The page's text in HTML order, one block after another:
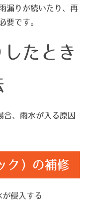
漏りが続いたり、再
要です。
たとき
合、雨水が入る原因
ク）の補修
侵入する